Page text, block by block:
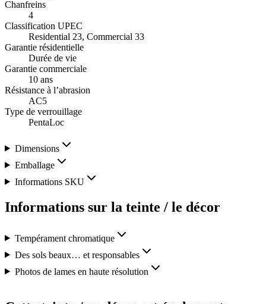
Chanfreins
4
Classification UPEC
Residential 23, Commercial 33
Garantie résidentielle
Durée de vie
Garantie commerciale
10 ans
Résistance à l’abrasion
AC5
Type de verrouillage
PentaLoc
Dimensions
Emballage
Informations SKU
Informations sur la teinte / le décor
Tempérament chromatique
Des sols beaux… et responsables
Photos de lames en haute résolution